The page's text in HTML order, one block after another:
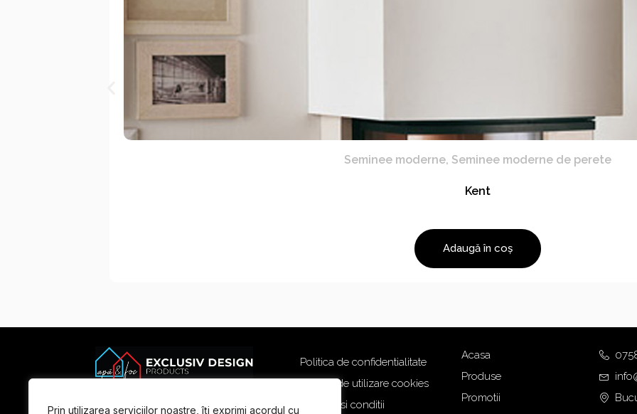
Prin utilizarea serviciilor noastre, îți exprimi acordul cu
Seminee moderne, Seminee moderne de perete
Kent
Adaugă în coș
Politica de confidentialitate
Politica de utilizare cookies
Termeni si conditii
Acasa
Produse
Promotii